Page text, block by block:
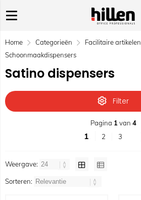
Home Categorieën
Facilitaire artikelen
Schoonmaakdispensers
Satino dispensers
Filter
Pagina 1 van 4
1 2 3
Weergave:
Sorteren: